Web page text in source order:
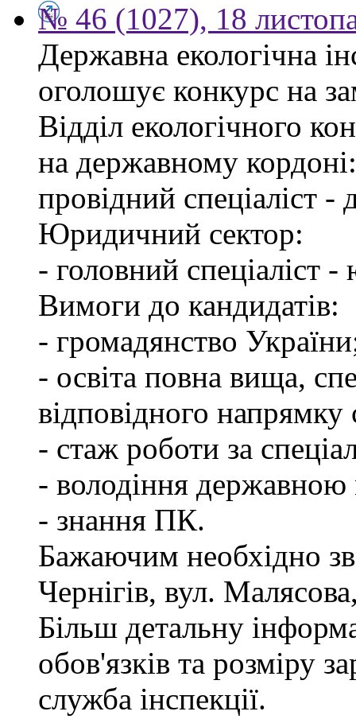
№ 46 (1027), 18
Державна екологічна
оголошує конкурс на
Відділ екологічного
на державному кордоні:
провідний спеціаліст
Юридичний сектор:
- головний спеціаліст
Вимоги до кандидатів:
- громадянство
- освіта повна вища,
відповідного
- стаж роботи за
- володіння
- знання ПК.
Бажаючим необхідно
Чернігів, вул.
Більш детальну
обов'язків та розміру
служба інспекції.